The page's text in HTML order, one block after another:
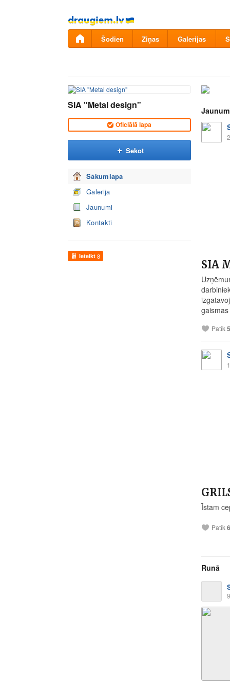
Pāriet
uz
saturu
Šodien Ziņas Galerijas
SIA "Metal design"
Oficiālā lapa
Sekot
Sākumlapa
Galerija
Jaunumi
Kontakti
Ieteikt 8
SIA
Patīk5
Īstam
Patīk6
Runā